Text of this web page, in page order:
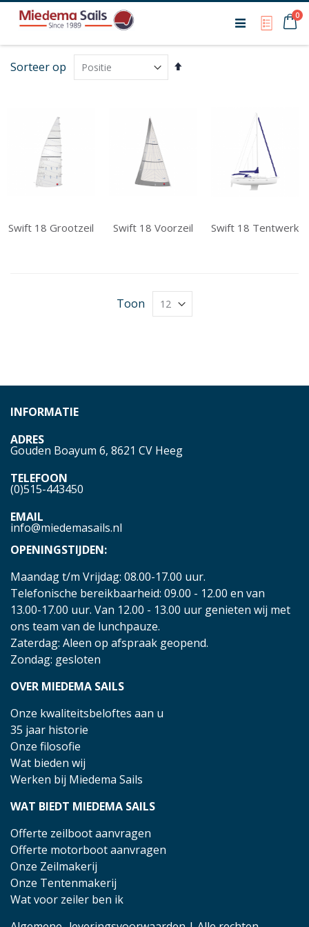
My0
Sorteer op
Van
Swift 18 Grootzeil Swift 18 Voorzeil Swift 18 Tentwerk
Toon
INFORMATIE
ADRES
Gouden Boayum 6, 8621 CV Heeg
TELEFOON
(0)515-443450
EMAIL
info@miedemasails.nl
OPENINGSTIJDEN:
Maandag t/m Vrijdag: 08.00-17.00 uur.
Telefonische bereikbaarheid: 09.00 - 12.00 en van
13.00-17.00 uur. Van 12.00 - 13.00 uur genieten wij met
ons team van de lunchpauze.
Zaterdag: Aleen op afspraak geopend.
Zondag: gesloten
OVER MIEDEMA SAILS
Onze kwaliteitsbeloftes aan u
35 jaar historie
Onze filosofie
Wat bieden wij
Werken bij Miedema Sails
WAT BIEDT MIEDEMA SAILS
Offerte zeilboot aanvragen
Offerte motorboot aanvragen
Onze Zeilmakerij
Onze Tentenmakerij
Wat voor zeiler ben ik